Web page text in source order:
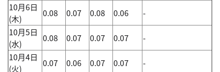
10月6日
(木)
0.08 0.07 0.08 0.06
-
10月5日
(水)
0.08 0.07 0.07 0.07
-
10月4日
(火)
0.07 0.06 0.07 0.07
-